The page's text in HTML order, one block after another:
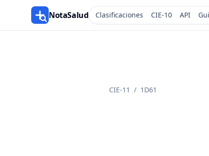
NotaSalud Clasificaciones CIE-10 API
CIE-11 / 1D61